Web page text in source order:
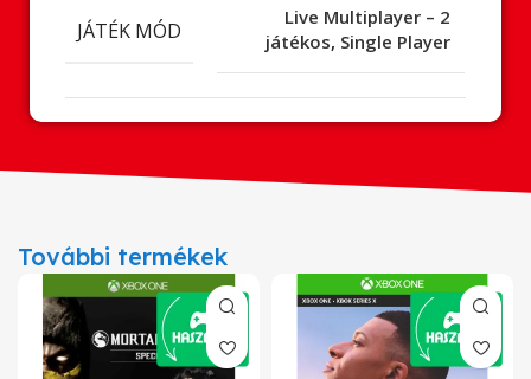
JÁTÉK MÓD
Live Multiplayer – 2
játékos, Single Player
További termékek